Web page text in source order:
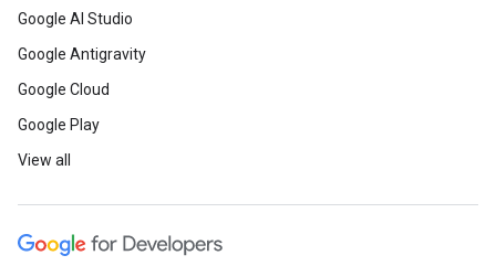
Google AI Studio
Google Antigravity
Google Cloud
Google Play
View all